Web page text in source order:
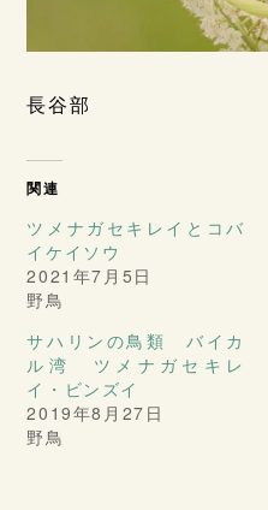
長谷部
関連
ツメナガセキレイとコバ
イケイソウ
2021年7月5日
野鳥
サハリンの鳥類 バイカ
ル湾 ツメナガセキレ
イ・ビンズイ
2019年8月27日
野鳥